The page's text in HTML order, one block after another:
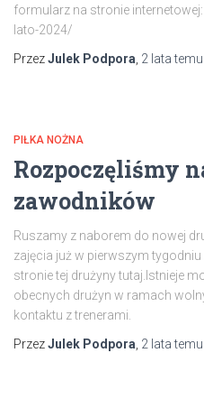
formularz na stronie
lato-2024/
PrzezJulek Podpora 2 latatemu
PIŁKA NOŻNA
Rozpoczęliśmy
zawodników
Ruszamy z naborem do nowej
zajęcia już w pierwszym
stronie tej drużyny tutaj.Istnieje
obecnych drużyn w ramach
kontaktu z trenerami.
PrzezJulek Podpora 2 latatemu